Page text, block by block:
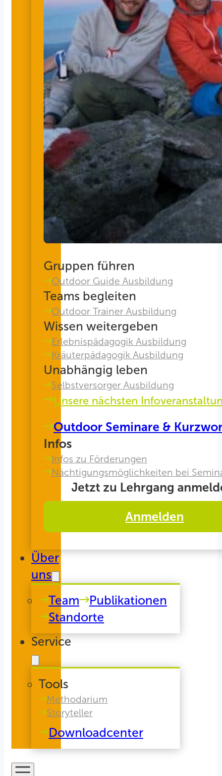
Gruppen führen
Outdoor Guide Ausbildung
Teams begleiten
Outdoor Trainer Ausbildung
Wissen weitergeben
Erlebnispädagogik Ausbildung
Kräuterpädagogik Ausbildung
Unabhängig leben
Selbstversorger Ausbildung
Unsere nächsten
Outdoor Seminare &
Infos
Infos zu Förderungen
Nächtigungsmöglichkeiten bei
Jetzt zu Lehrgang
Anmelden
Über
uns
Team
Publikationen
Standorte
Service
Tools
Methodarium
Storyteller
Downloadcenter